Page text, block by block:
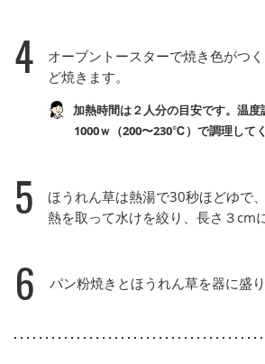
4
オーブントースターで焼き色がつ
ど焼きます。
加熱時間は２人分の目安です。温度
1000ｗ（200〜230℃）で調理してく
5
ほうれん草は熱湯で30秒ほどゆで
熱を取って水けを絞り、長さ３cm
6 パン粉焼きとほうれん草を器に盛り